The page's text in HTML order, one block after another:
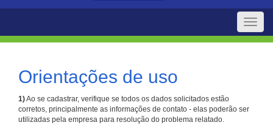
Toggle
Orientações de uso
1)Ao se cadastrar, verifique se todos os dados solicitados estão
corretos, principalmente as informações de contato - elas poderão ser
utilizadas pela empresa para resolução do problema relatado.